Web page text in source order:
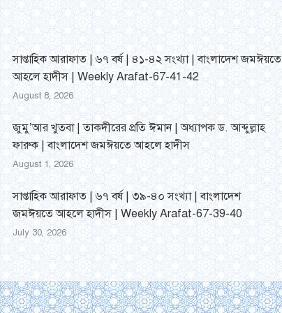
সাপ্তাহিক আরাফাত | ৬৭ বর্ষ | ৪১-৪২ সংখ্যা | বাংলাদেশ জমঈয়তে
আহলে হাদীস | Weekly Arafat-67-41-42
August 8, 2026
জুমু’আর খুতবা | তাকদীরের প্রতি ঈমান | অধ্যাপক ড. আব্দুল্লাহ
ফারুক | বাংলাদেশ জমঈয়তে আহলে হাদীস
August 1, 2026
সাপ্তাহিক আরাফাত | ৬৭ বর্ষ | ৩৯-৪০ সংখ্যা | বাংলাদেশ
জমঈয়তে আহলে হাদীস | Weekly Arafat-67-39-40
July 30, 2026